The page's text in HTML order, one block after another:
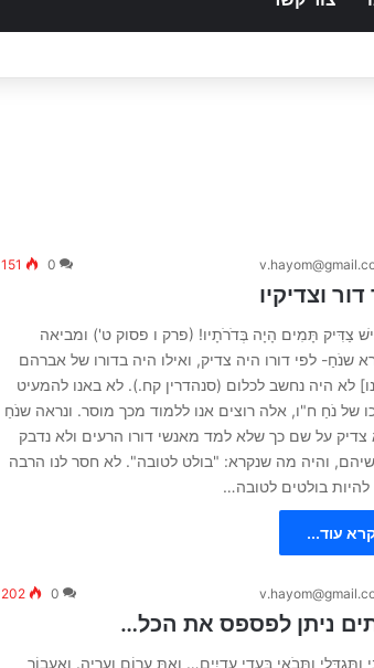
0
151
דור וצדיקיו
צַדִּיק תָּמִים הָיָה בְּדֹרֹתָיו! (פרק ו פסוק ט') ומביאה
שנֹחַ- לפי דורו היה צדיק, ואילו היה בדורו של אברהם
לא היה נחשב לכלום (סנהדרין קח.). לא באנו להמעיט
של נֹחַ ח"ו, אלה רוצים אנו ללמוד מכך מוסר. ונראה שנֹחַ
צדיק על שם כך שלא למד מאנשי דורו הרעים ולא נדבק
והיה מה שנקרא: "בולט לטובה". לא חסר לנו הרבה
להיות בולטים לטובה…
עוד...
0
202
ניתן לפספס את הכל…
וַתִּגְדְּלִי וַתָּבֹאִי בַּעֲדִי עֲדָיִים… וְאַתְּ עֵרוֹם וְעֶרְיָה. וָאֶעֱבוֹר